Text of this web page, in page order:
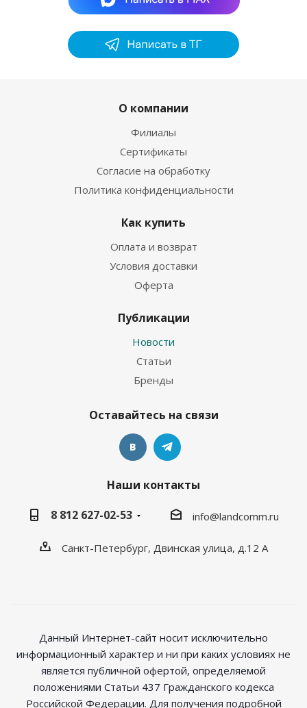
О компании
Филиалы
Сертификаты
Согласие на обработку
Политика конфиденциальности
Как купить
Оплата и возврат
Условия доставки
Оферта
Публикации
Новости
Статьи
Бренды
Оставайтесь на связи
Наши контакты
8 812 627-02-53
info@landcomm.ru
Санкт-Петербург, Двинская улица, д.12 А
Данный Интернет-сайт носит исключительно
информационный характер и ни при каких условиях не
является публичной офертой, определяемой
положениями Статьи 437 Гражданского кодекса
Российской Федерации. Для получения подробной